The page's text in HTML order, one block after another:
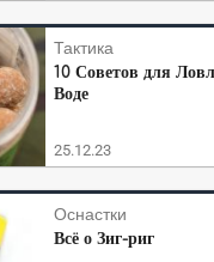
Тактика
10 Советов для
Воде
25.12.23
Оснастки
Всё о Зиг-риг